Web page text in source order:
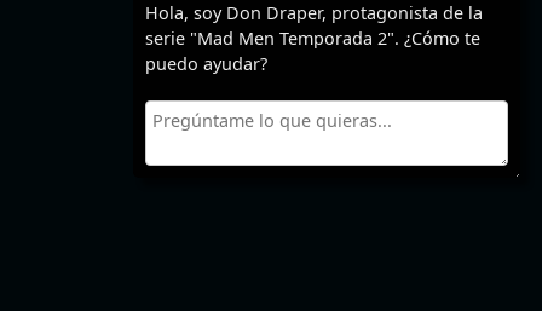
Hola, soy Don Draper, protagonista de la
serie "Mad Men Temporada 2". ¿Cómo te
puedo ayudar?